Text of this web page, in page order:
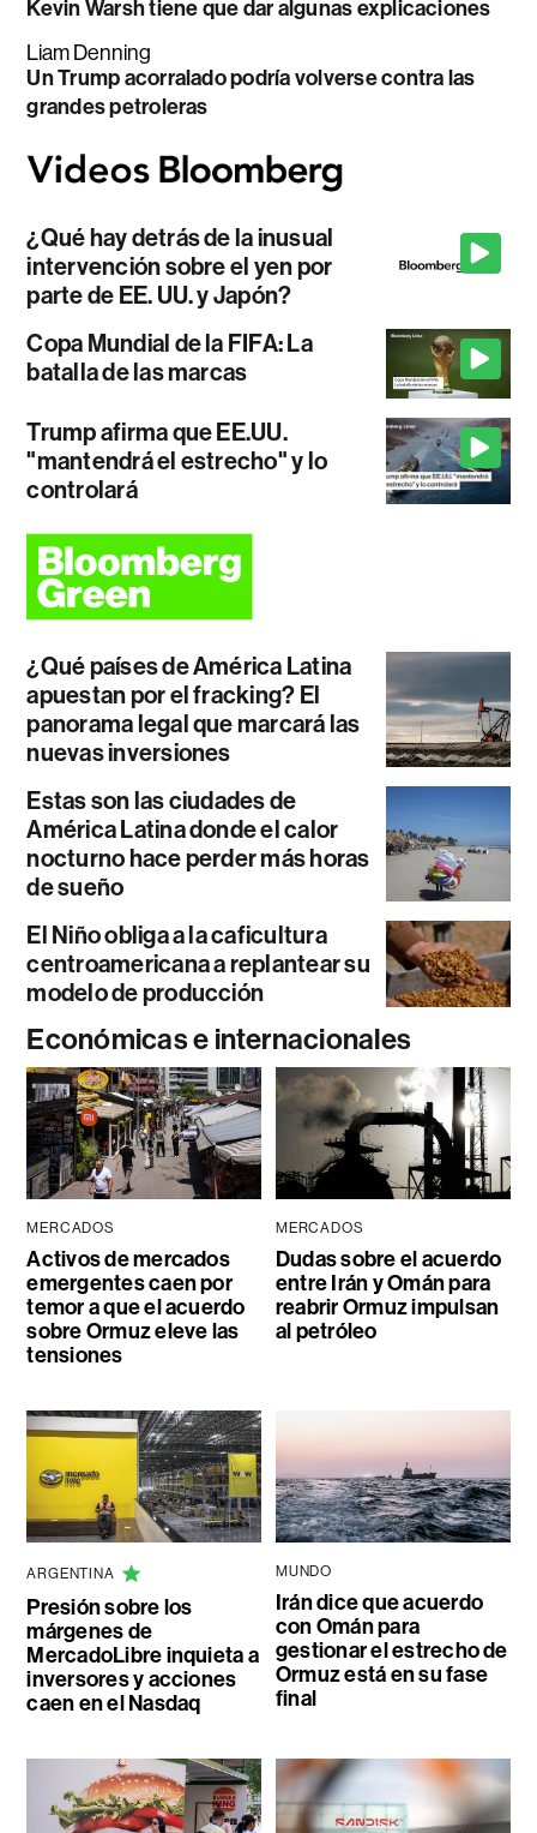
Kevin Warsh tiene que dar algunas explicaciones
Liam Denning
Un Trump acorralado podría volverse contra las
grandes petroleras
¿Qué hay detrás de la inusual
intervención sobre el yen por
parte de EE. UU. y Japón?
Copa Mundial de la FIFA: La
batalla de las marcas
Trump afirma que EE.UU.
"mantendrá el estrecho" y lo
controlará
¿Qué países de América Latina
apuestan por el fracking? El
panorama legal que marcará las
nuevas inversiones
Estas son las ciudades de
América Latina donde el calor
nocturno hace perder más horas
de sueño
El Niño obliga a la caficultura
centroamericana a replantear su
modelo de producción
Económicas e internacionales
MERCADOS
Activos de mercados
emergentes caen por
temor a que el acuerdo
sobre Ormuz eleve las
tensiones
MERCADOS
Dudas sobre el acuerdo
entre Irán y Omán para
reabrir Ormuz impulsan
al petróleo
ARGENTINA
Presión sobre los
márgenes de
MercadoLibre inquieta a
inversores y acciones
caen en el Nasdaq
MUNDO
Irán dice que acuerdo
con Omán para
gestionar el estrecho de
Ormuz está en su fase
final